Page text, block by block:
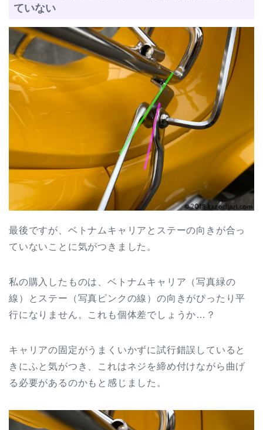
ていない
最後ですが、ベトナムキャリアとステーの向きが合っ
ていないことに気がつきました。
私の購入したものは、ベトナムキャリア（写真緑の
線）とステー（写真ピンクの線）の向きがぴったり平
行になりません。これも個体差でしょうか…？
キャリアの固定がうまくいかずに試行錯誤していると
きにふと気がつき、これはネジを締め付けながら曲げ
る必要があるのかもと感じました。